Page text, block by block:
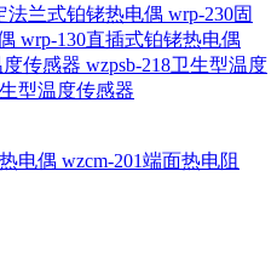
法兰式铂铑热电偶 wrp-230固
wrp-130直插式铂铑热电偶
度传感器 wzpsb-218卫生型温度
型温度传感器
电偶 wzcm-201端面热电阻